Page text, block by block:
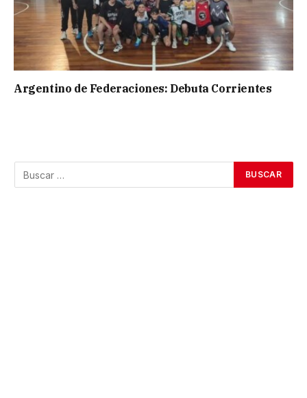
Argentino de Federaciones: Debuta Corrientes